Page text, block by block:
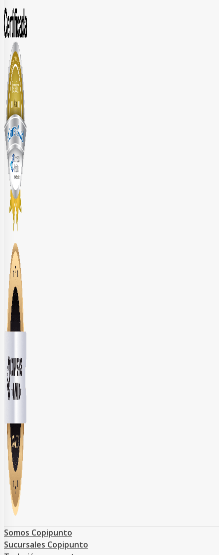
Somos Copipunto
Sucursales Copipunto